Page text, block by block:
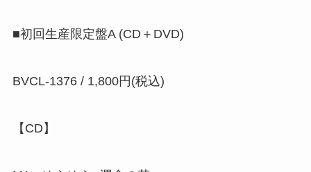
■初回生産限定盤A (CD＋DVD)
BVCL-1376 / 1,800円(税込)
【CD】